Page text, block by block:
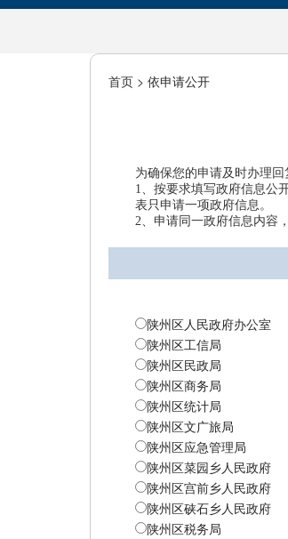
首页 > 依申请公开
为确保您的申请及时办理回
1、按要求填写政府信息公
表只申请一项政府信息。
2、申请同一政府信息内容
陕州区人民政府办公室
陕州区工信局
陕州区民政局
陕州区商务局
陕州区统计局
陕州区文广旅局
陕州区应急管理局
陕州区菜园乡人民政府
陕州区宫前乡人民政府
陕州区硖石乡人民政府
陕州区税务局